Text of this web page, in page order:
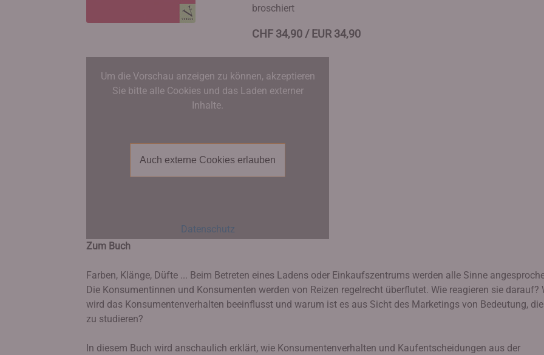
broschiert
CHF 34,90 / EUR 34,90
Um die Vorschau anzeigen zu können, akzeptieren
Sie bitte alle Cookies und das Laden externer
Inhalte.
Auch externe Cookies erlauben
Datenschutz
Zum Buch
Farben, Klänge, Düfte ... Beim Betreten eines Ladens oder Einkaufszentrums werden alle Sinne
Die Konsumentinnen und Konsumenten werden von Reizen regelrecht überflutet. Wie reagieren sie darauf?
wird das Konsumentenverhalten beeinflusst und warum ist es aus Sicht des Marketings von Bedeutung,
zu studieren?
In diesem Buch wird anschaulich erklärt, wie Konsumentenverhalten und Kaufentscheidungen aus der